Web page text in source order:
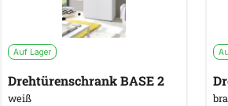
Auf Lager
Drehtürenschrank BASE 2
weiß